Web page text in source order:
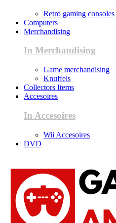
Retro gaming consoles
Computers
Merchandising
In Merchandising
Game merchandising
Knuffels
Collectors Items
Accesoires
In Accesoires
Wii Accesoires
DVD